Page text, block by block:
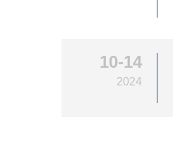
10-14
2024